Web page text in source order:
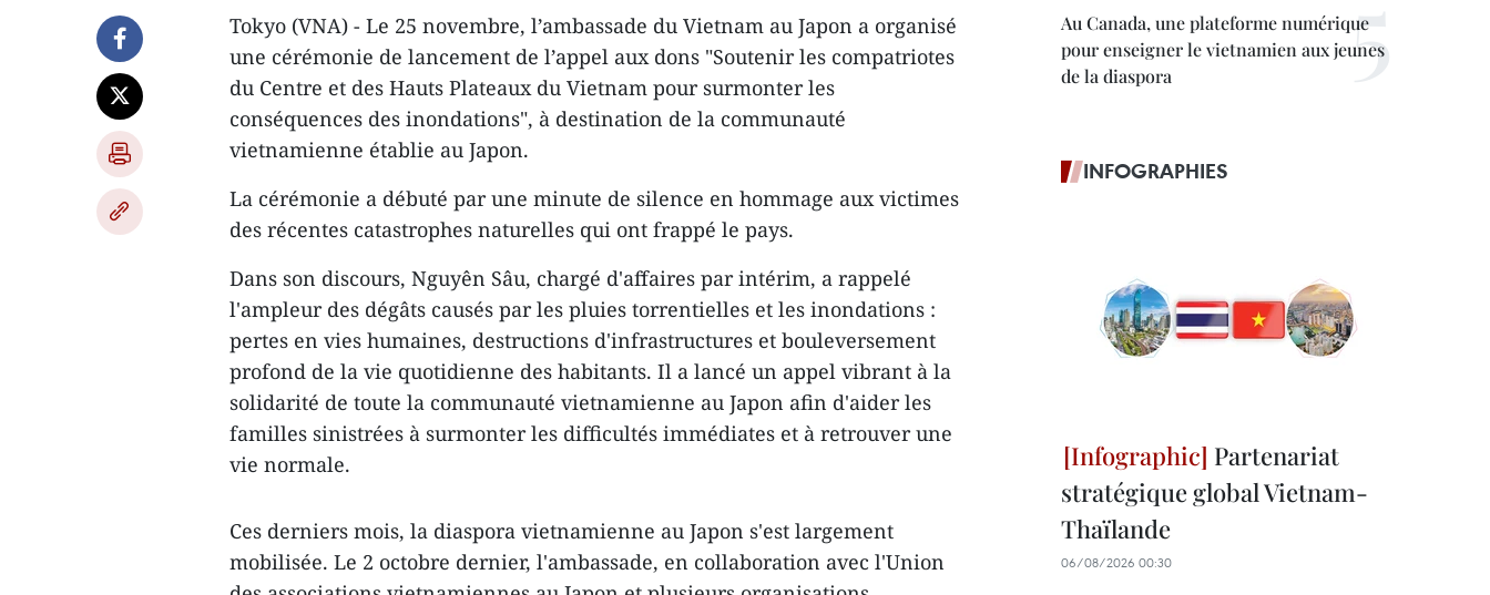
Tokyo (VNA) - Le 25 novembre, l’ambassade du Vietnam au Japon a organisé
une cérémonie de lancement de l’appel aux dons "Soutenir les compatriotes
du Centre et des Hauts Plateaux du Vietnam pour surmonter les
conséquences des inondations", à destination de la communauté
vietnamienne établie au Japon.
La cérémonie a débuté par une minute de silence en hommage aux victimes
des récentes catastrophes naturelles qui ont frappé le pays.
Dans son discours, Nguyên Sâu, chargé d'affaires par intérim, a rappelé
l'ampleur des dégâts causés par les pluies torrentielles et les inondations :
pertes en vies humaines, destructions d'infrastructures et bouleversement
profond de la vie quotidienne des habitants. Il a lancé un appel vibrant à la
solidarité de toute la communauté vietnamienne au Japon afin d'aider les
familles sinistrées à surmonter les difficultés immédiates et à retrouver une
vie normale.
Ces derniers mois, la diaspora vietnamienne au Japon s'est largement
mobilisée. Le 2 octobre dernier, l'ambassade, en collaboration avec l'Union
Au Canada, une plateforme numérique
pour enseigner le vietnamien aux jeunes
de la diaspora
INFOGRAPHIES
Partenariat
stratégique global Vietnam-
Thaïlande
06/08/2026 00:30